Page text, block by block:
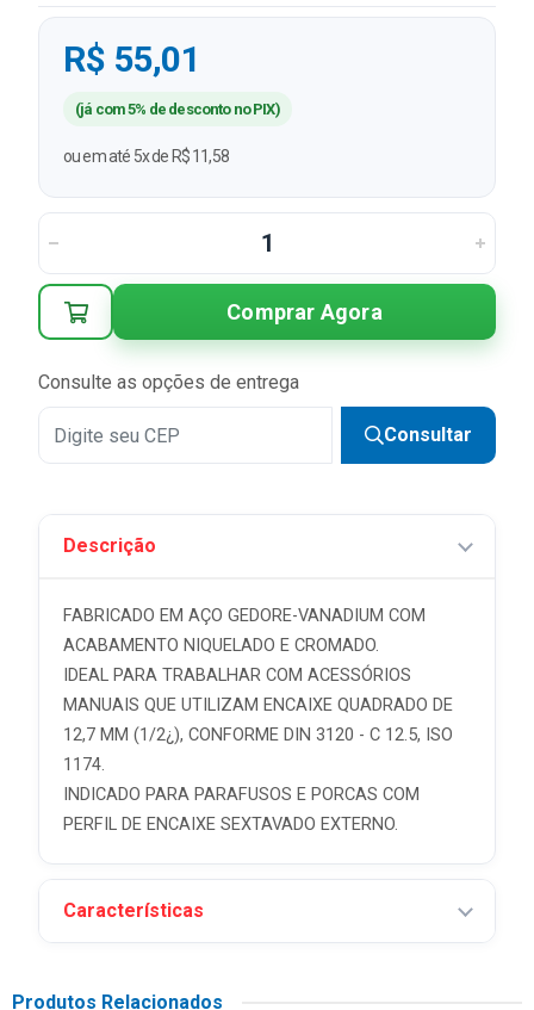
R$ 55,01
(já com 5% de desconto no PIX)
ou em até 5x de R$ 11,58
Comprar Agora
Consulte as opções de entrega
Consultar
Descrição
FABRICADO EM AÇO GEDORE-VANADIUM COM
ACABAMENTO NIQUELADO E CROMADO.
IDEAL PARA TRABALHAR COM ACESSÓRIOS
MANUAIS QUE UTILIZAM ENCAIXE QUADRADO DE
12,7 MM (1/2¿), CONFORME DIN 3120 - C 12.5, ISO
1174.
INDICADO PARA PARAFUSOS E PORCAS COM
PERFIL DE ENCAIXE SEXTAVADO EXTERNO.
Características
Produtos Relacionados